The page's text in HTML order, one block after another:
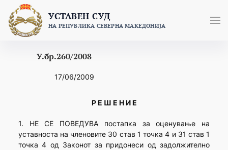
content
УСТАВЕН СУД
НА РЕПУБЛИКА СЕВЕРНА МАКЕДОНИЈА
У.бр.260/2008
17/06/2009
Р Е Ш Е Н И Е
1. НЕ СЕ ПОВЕДУВА постапка за оценување на
уставноста на членовите 30 став 1 точка 4 и 31 став 1
точка 4 од Законот за придонеси од задолжително